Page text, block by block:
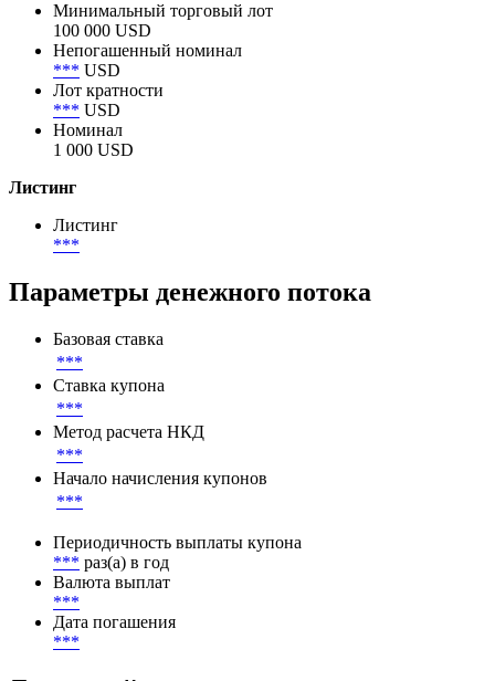
Минимальный торговый лот
100 000 USD
Непогашенный номинал
*** USD
Лот кратности
*** USD
Номинал
1 000 USD
Листинг
Листинг
***
Параметры денежного потока
Базовая ставка
***
Ставка купона
***
Метод расчета НКД
***
Начало начисления купонов
***
Периодичность выплаты купона
*** раз(а) в год
Валюта выплат
***
Дата погашения
***